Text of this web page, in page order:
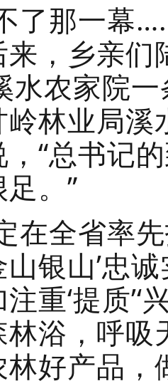
了那一幕
来，乡亲
水农家院
林业局
“总书记
。”
在全省率
银山’忠诚
重‘提质’‘
浴，呼
好产品，